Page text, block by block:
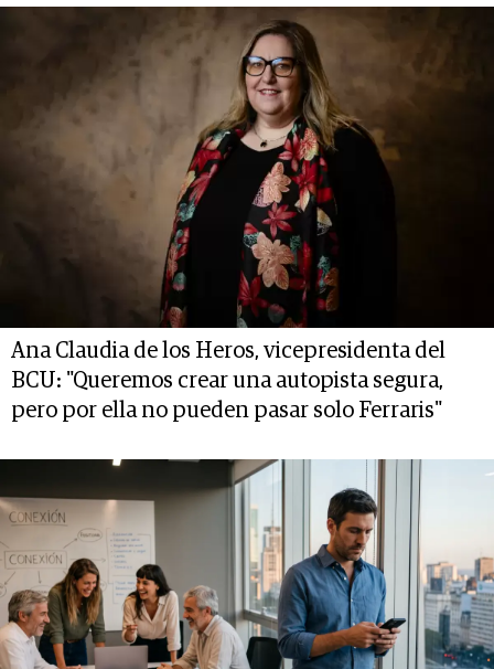
Ana Claudia de los Heros, vicepresidenta del
BCU: "Queremos crear una autopista segura,
pero por ella no pueden pasar solo Ferraris"